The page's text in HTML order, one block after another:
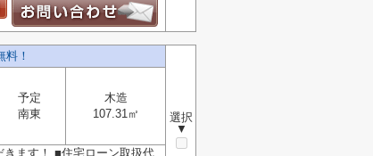
！
選択
▼
予定
南東
木造
107.31㎡
ます！ ■住宅ローン取扱代